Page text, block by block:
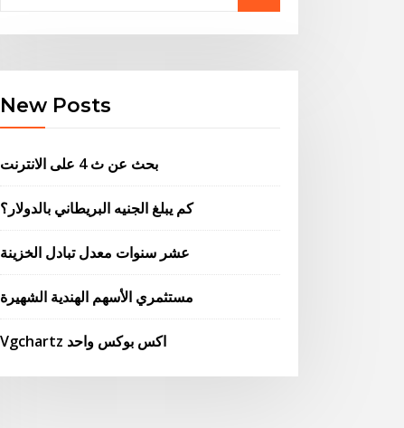
New Posts
بحث عن ث 4 على الانترنت
كم يبلغ الجنيه البريطاني بالدولار؟
عشر سنوات معدل تبادل الخزينة
مستثمري الأسهم الهندية الشهيرة
Vgchartz اكس بوكس ​​واحد